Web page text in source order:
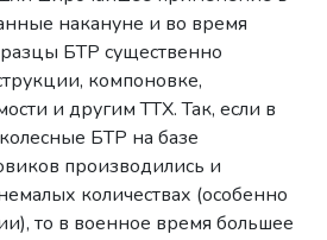
накануне и во время
БТР существенно
компоновке,
и другим ТТХ. Так, если в
БТР на базе
производились и
количествах (особенно
то в военное время большее